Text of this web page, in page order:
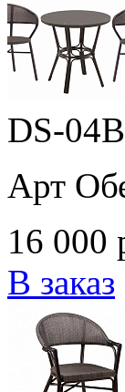
DS-
Арт
16 000
В заказ